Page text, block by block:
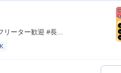
ーター歓迎 #長...